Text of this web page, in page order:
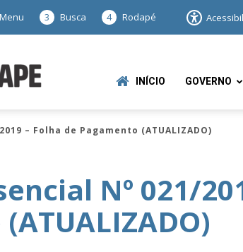
Menu 3 Busca 4 Rodapé
Mamanguape
INÍCIO GOVERNO
– Folha de Pagamento (ATUALIZADO)
Nº 021/